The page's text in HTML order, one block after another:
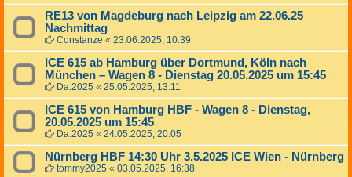
RE13 von Magdeburg nach Leipzig am 22.06.25
Nachmittag
Constanze « 23.06.2025, 10:39
ICE 615 ab Hamburg über Dortmund, Köln nach
München – Wagen 8 - Dienstag 20.05.2025 um 15:45
Da.2025 « 25.05.2025, 13:11
ICE 615 von Hamburg HBF - Wagen 8 - Dienstag,
20.05.2025 um 15:45
Da.2025 « 24.05.2025, 20:05
Nürnberg HBF 14:30 Uhr 3.5.2025 ICE Wien - Nürnberg
tommy2025 « 03.05.2025, 16:38